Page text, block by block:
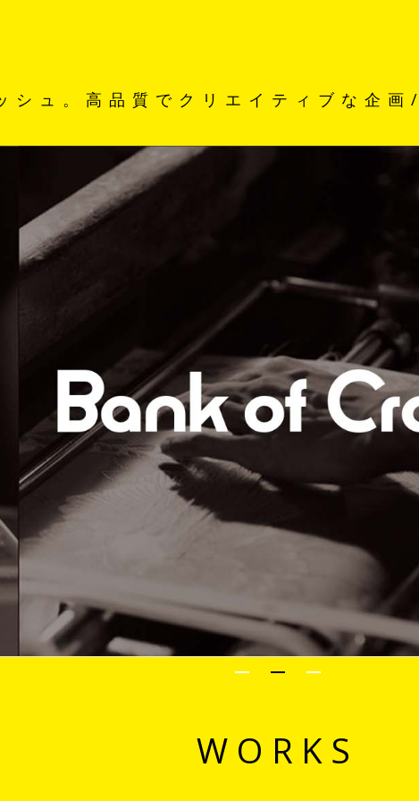
シュ。高品質でクリエイティブな企
WORKS